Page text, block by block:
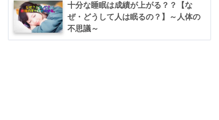
十分な睡眠は成績が上がる？？【な
ぜ・どうして人は眠るの？】～人体の
不思議～